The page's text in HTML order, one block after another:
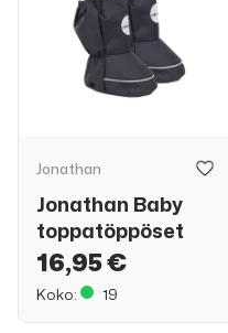
Jonathan
Jonathan Baby
toppatöppöset
16,95 €
Koko: 19